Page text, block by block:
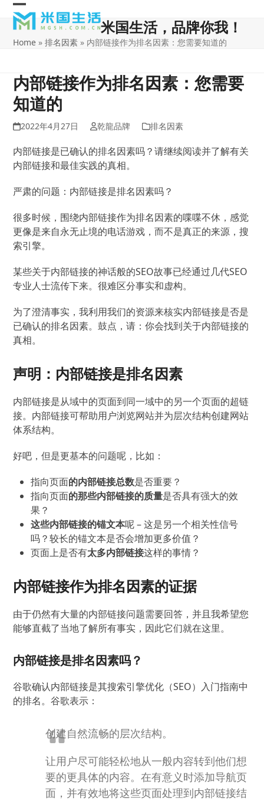
Skip
content
Open
mobile
Close
mobile
米国生活，品牌你我！
Home »排名因素 » 内部链接作为排名因素：您需要知道的
内部链接作为排名因素：您需要
知道的
2022年4月27日 乾龍品牌 排名因素
内部链接是已确认的排名因素吗？请继续阅读并了解有关
内部链接和最佳实践的真相。
严肃的问题：内部链接是排名因素吗？
很多时候，围绕内部链接作为排名因素的喋喋不休，感觉
更像是来自永无止境的电话游戏，而不是真正的来源，搜
索引擎。
某些关于内部链接的神话般的SEO故事已经通过几代SEO
专业人士流传下来。很难区分事实和虚构。
为了澄清事实，我利用我们的资源来核实内部链接是否是
已确认的排名因素。鼓点，请：你会找到关于内部链接的
真相。
声明：内部链接是排名因素
内部链接是从域中的页面到同一域中的另一个页面的超链
接。 内部链接可帮助用户浏览网站并为层次结构创建网站
体系结构。
好吧，但是更基本的问题呢，比如：
指向页面的内部链接总数是否重要？
指向页面的那些内部链接的质量是否具有强大的效
果？
这些内部链接的锚文本呢 – 这是另一个相关性信号
吗？较长的锚文本是否会增加更多价值？
页面上是否有太多内部链接这样的事情？
内部链接作为排名因素的证据
由于仍然有大量的内部链接问题需要回答，并且我希望您
能够直截了当地了解所有事实，因此它们就在这里。
内部链接是排名因素吗？
谷歌确认内部链接是其搜索引擎优化（SEO）入门指南中
的排名。谷歌表示：
创建自然流畅的层次结构。
让用户尽可能轻松地从一般内容转到他们想
要的更具体的内容。在有意义时添加导航页
面，并有效地将这些页面处理到内部链接结